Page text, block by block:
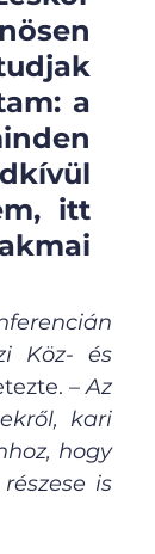
a
itt
Köz- és
– Az
kari
hogy
is